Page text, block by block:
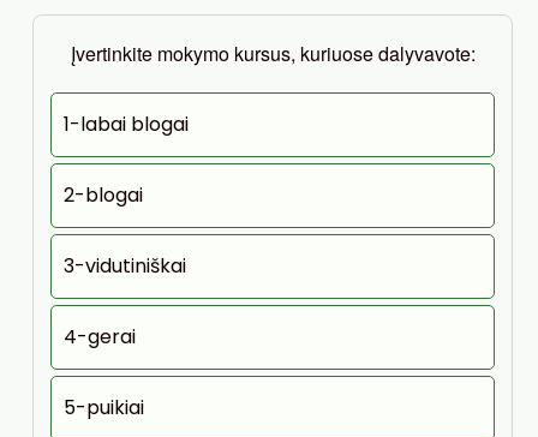
Įvertinkite mokymo kursus, kuriuose dalyvavote:
1-labai blogai
2-blogai
3-vidutiniškai
4-gerai
5-puikiai